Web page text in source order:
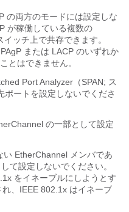
の両方のモードには設定しな
が稼働している複数の
ッチ上で共存できます。
または LACP のいずれか
とはできません。
Port Analyzer（SPAN; ス
ポートを設定しないでくださ
の一部として設定
い EtherChannel メンバであ
て設定しないでください。
をイネーブルにしようとす
、IEEE 802.1x はイネーブ